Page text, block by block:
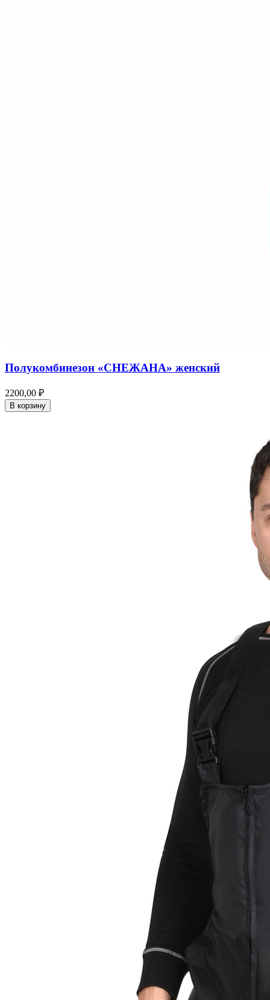
Полукомбинезон «СНЕЖАНА» женский
2200,00 ₽
В корзину